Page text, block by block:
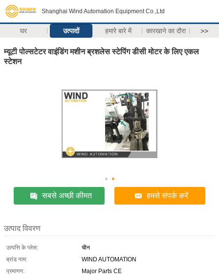
Shanghai Wind Automation Equipment Co.,Ltd
घर उत्पादों हमारे बारे में कारखाने का दौरा >>
म्यूटी पोल्सटेटर वाइंडिंग मशीन ब्रशलेस स्टेपिंग डीसी मोटर के लिए एकल
स्टेशन
सबसे अच्छी कीमत हमसे संपर्क करें
उत्पाद विवरण
उत्पत्ति के प्लेस:
चीन
ब्रांड नाम:
WIND AUTOMATION
प्रमाणन:
Major Parts CE